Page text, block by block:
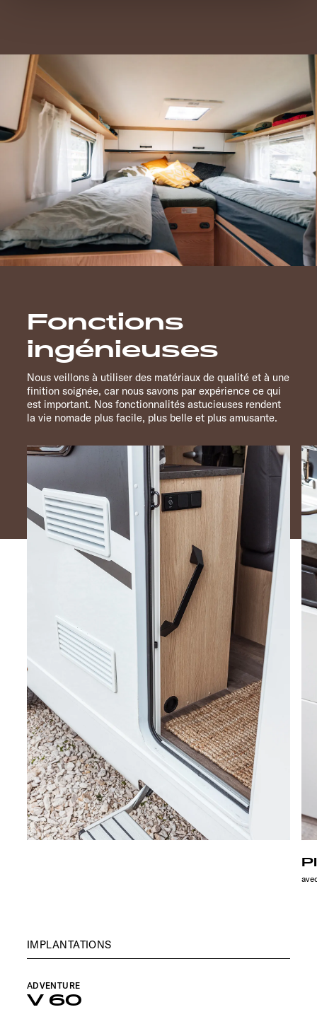
Fonctions
ingénieuses
Nous veillons à utiliser des matériaux de qualité et à une
finition soignée, car nous savons par expérience ce qui
est important. Nos fonctionnalités astucieuses rendent
la vie nomade plus facile, plus belle et plus amusante.
IMPLANTATIONS
V 60
ADVENTURE